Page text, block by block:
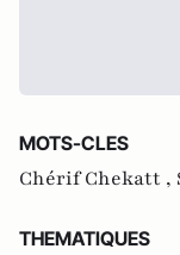
MOTS-CLES
Chérif Chekatt ,
THEMATIQUES